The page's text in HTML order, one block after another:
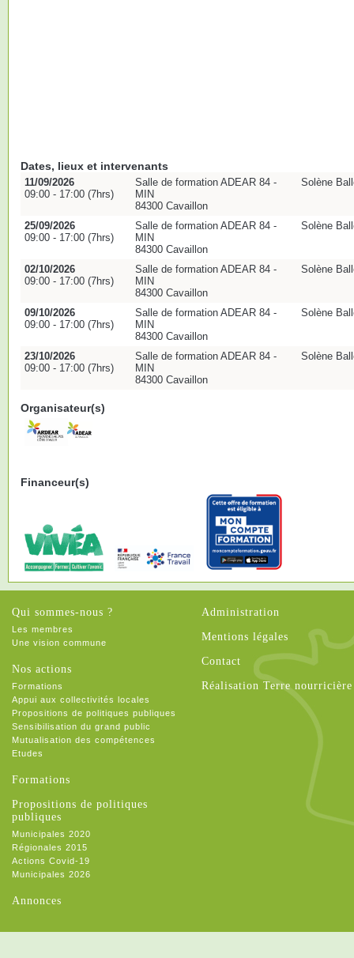
Dates, lieux et intervenants
11/09/2026
09:00 - 17:00 (7hrs)
Salle de formation ADEAR 84 -
MIN
84300 Cavaillon
Solène
25/09/2026
09:00 - 17:00 (7hrs)
Salle de formation ADEAR 84 -
MIN
84300 Cavaillon
Solène
02/10/2026
09:00 - 17:00 (7hrs)
Salle de formation ADEAR 84 -
MIN
84300 Cavaillon
Solène
09/10/2026
09:00 - 17:00 (7hrs)
Salle de formation ADEAR 84 -
MIN
84300 Cavaillon
Solène
23/10/2026
09:00 - 17:00 (7hrs)
Salle de formation ADEAR 84 -
MIN
84300 Cavaillon
Solène
Organisateur(s)
Financeur(s)
Qui sommes-nous ?
Les membres
Une vision commune
Nos actions
Formations
Appui aux collectivités locales
Propositions de politiques publiques
Sensibilisation du grand public
Mutualisation des compétences
Etudes
Formations
Propositions de politiques
publiques
Municipales 2020
Régionales 2015
Actions Covid-19
Municipales 2026
Annonces
Administration
Mentions légales
Contact
Réalisation Terre nourricière